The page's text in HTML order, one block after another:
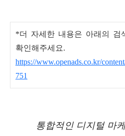
*더 자세한 내용은 아래의 검
확인해주세요.
https://www.openads.co.kr/
751
통합적인 디지털 마